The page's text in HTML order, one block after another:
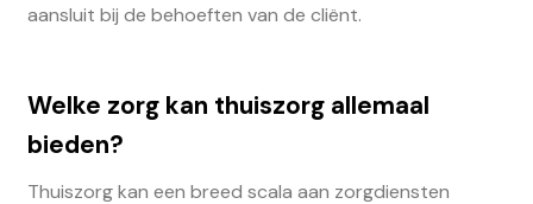
aansluit bij de behoeften van de cliënt.
Welke zorg kan thuiszorg allemaal
bieden?
Thuiszorg kan een breed scala aan zorgdiensten